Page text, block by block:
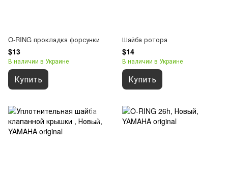
O-RING прокладка форсунки
$13
В наличии в Украине
Купить
Шайба ротора
$14
В наличии в Украине
Купить